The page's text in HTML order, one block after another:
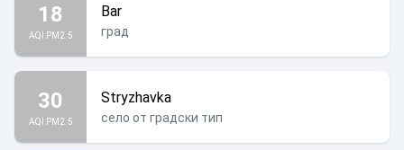
18
AQI PM2.5
Bar
град
30
AQI PM2.5
Stryzhavka
село от градски тип